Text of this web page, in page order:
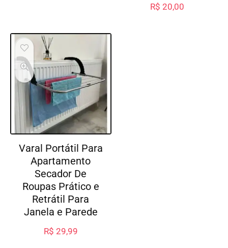
R$ 20,00
Varal Portátil Para
Apartamento
Secador De
Roupas Prático e
Retrátil Para
Janela e Parede
R$ 29,99